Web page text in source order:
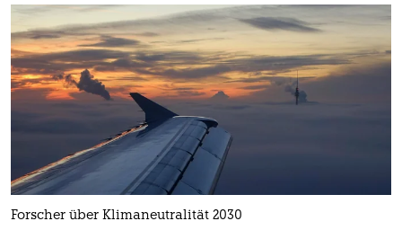
Forscher über Klimaneutralität 2030